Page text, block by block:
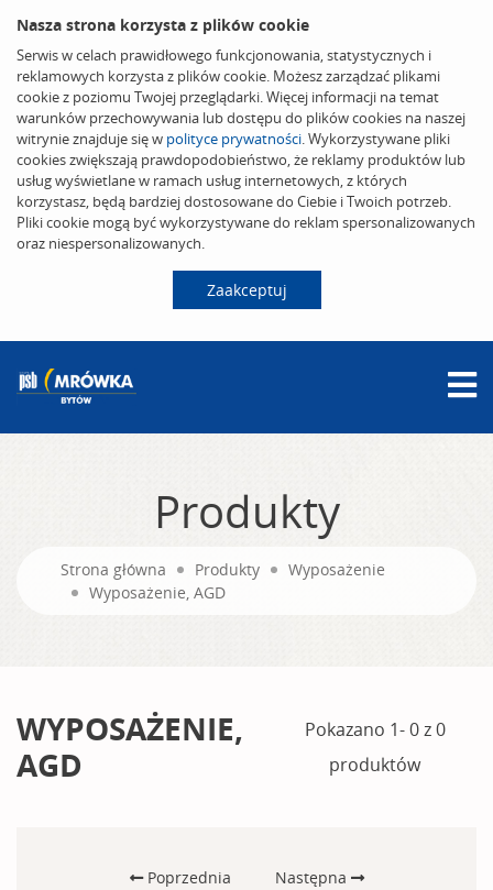
Nasza strona korzysta z plików cookie
Serwis w celach prawidłowego funkcjonowania, statystycznych i
reklamowych korzysta z plików cookie. Możesz zarządzać plikami
cookie z poziomu Twojej przeglądarki. Więcej informacji na temat
warunków przechowywania lub dostępu do plików cookies na naszej
witrynie znajduje się w polityce prywatności. Wykorzystywane pliki
cookies zwiększają prawdopodobieństwo, że reklamy produktów lub
usług wyświetlane w ramach usług internetowych, z których
korzystasz, będą bardziej dostosowane do Ciebie i Twoich potrzeb.
Pliki cookie mogą być wykorzystywane do reklam spersonalizowanych
oraz niespersonalizowanych.
Zaakceptuj
Produkty
Strona główna Produkty
Wyposażenie
Wyposażenie, AGD
WYPOSAŻENIE,
AGD
Pokazano 1- 0 z 0
produktów
Poprzednia Następna